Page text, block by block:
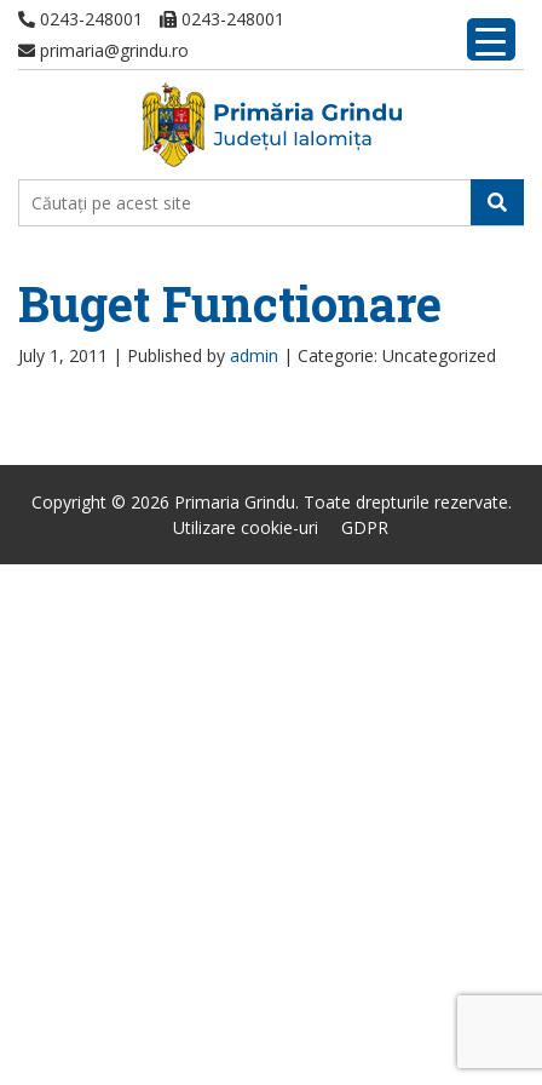
0243-248001
0243-248001
primaria@grindu.ro
Buget Functionare
July 1, 2011 | Published by admin | Categorie: Uncategorized
Copyright © 2026 Primaria Grindu. Toate drepturile rezervate.
Utilizare cookie-uri
GDPR